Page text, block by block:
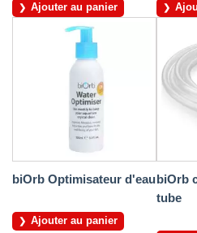
Ajouter au panier
biOrb Optimisateur d'eau
Ajouter au panier
biOrb
tube